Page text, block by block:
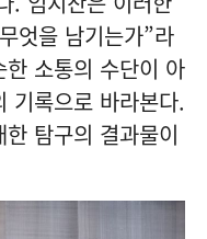
엇을 남기는가”라
소통의 수단이 아
기록으로 바라본다.
탐구의 결과물이